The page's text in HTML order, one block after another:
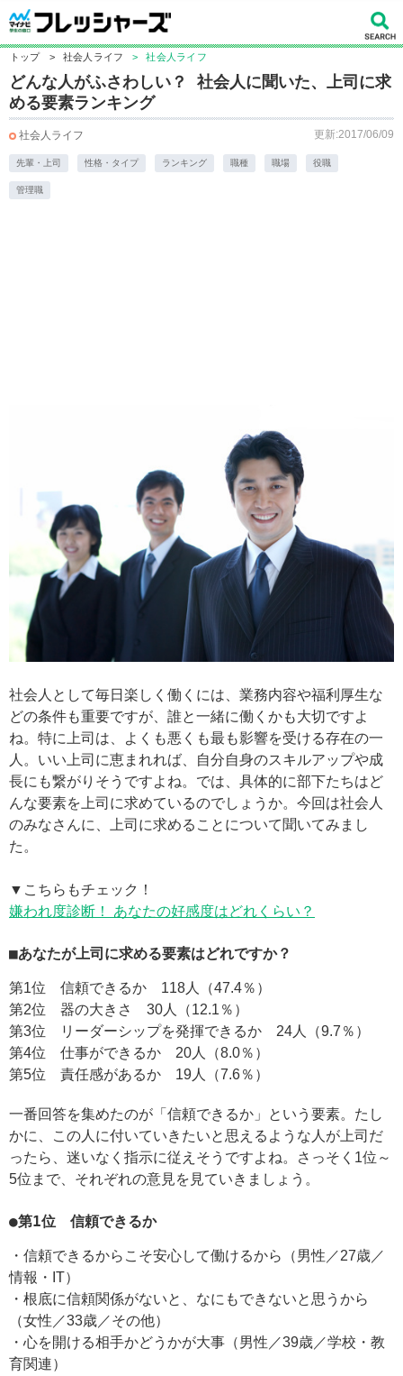
トップ > 社会人ライフ > 社会人ライフ
どんな人がふさわしい？ 社会人に聞いた、上司に求
める要素ランキング
社会人ライフ 更新:2017/06/09
先輩・上司 性格・タイプ ランキング 職種 職場 役職
管理職
社会人として毎日楽しく働くには、業務内容や福利厚生な
どの条件も重要ですが、誰と一緒に働くかも大切ですよ
ね。特に上司は、よくも悪くも最も影響を受ける存在の一
人。いい上司に恵まれれば、自分自身のスキルアップや成
長にも繋がりそうですよね。では、具体的に部下たちはど
んな要素を上司に求めているのでしょうか。今回は社会人
のみなさんに、上司に求めることについて聞いてみまし
た。
▼こちらもチェック！
嫌われ度診断！ あなたの好感度はどれくらい？
■あなたが上司に求める要素はどれですか？
第1位 信頼できるか 118人（47.4％）
第2位 器の大きさ 30人（12.1％）
第3位 リーダーシップを発揮できるか 24人（9.7％）
第4位 仕事ができるか 20人（8.0％）
第5位 責任感があるか 19人（7.6％）
一番回答を集めたのが「信頼できるか」という要素。たし
かに、この人に付いていきたいと思えるような人が上司だ
ったら、迷いなく指示に従えそうですよね。さっそく1位～
5位まで、それぞれの意見を見ていきましょう。
●第1位 信頼できるか
・信頼できるからこそ安心して働けるから（男性／27歳／
情報・IT）
・根底に信頼関係がないと、なにもできないと思うから
（女性／33歳／その他）
・心を開ける相手かどうかが大事（男性／39歳／学校・教
育関連）